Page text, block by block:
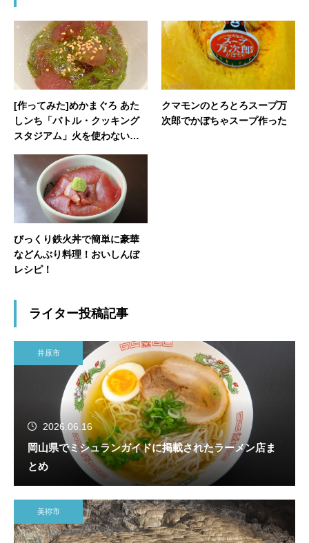
[作ってみた]めかまぐろ あた
しンち「バトル・クッキング
スタジアム」火を使わない簡
クマモンのとろとろスープ万
次郎でかぼちゃスープ作った
びっくり鉄火丼で簡単に豪華
などんぶり料理！おいしんぼ
レシピ！
ライター投稿記事
井原市
2026.06.16
岡山県でミシュランガイドに掲載されたラーメン店ま
とめ
美祢市